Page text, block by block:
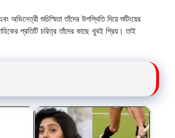
অভিনেত্রী শুচিস্মিতা তাঁদের উপস্থিতি দিয়ে শুটিংয়ের
প্রতিটি চরিত্র তাঁদের কাছে খুবই প্রিয়। তাই